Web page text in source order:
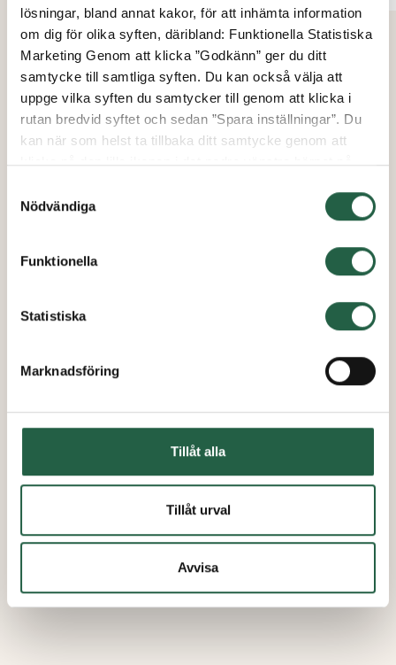
lösningar, bland annat kakor, för att inhämta information
om dig för olika syften, däribland: Funktionella Statistiska
Marketing Genom att klicka ”Godkänn” ger du ditt
samtycke till samtliga syften. Du kan också välja att
uppge vilka syften du samtycker till genom att klicka i
rutan bredvid syftet och sedan ”Spara inställningar”. Du
kan när som helst ta tillbaka ditt samtycke genom att
klicka på den lilla ikonen i det nedre vänstra hörnet på
använder kakor och andra tekniska lösningar och hur vi
Ta reda på mer om cookies Googles sekretesspolicy
Nödvändiga
Funktionella
Statistiska
Marknadsföring
Tillåt alla
Tillåt urval
Avvisa